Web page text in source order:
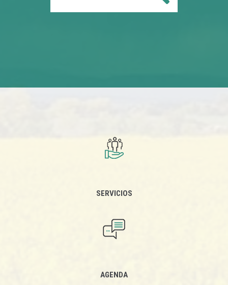
SERVICIOS
AGENDA